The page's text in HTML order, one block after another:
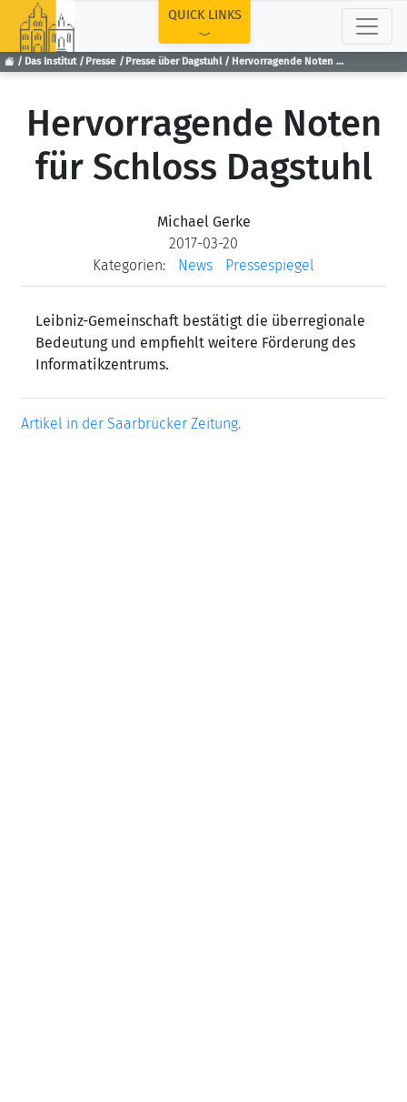
Das Institut Presse Presse über Dagstuhl Hervorragende Noten für Schloss Dagstuhl
QUICK LINKS
Hervorragende Noten
für Schloss Dagstuhl
Michael Gerke
2017-03-20
Kategorien:
News Pressespiegel
Leibniz-Gemeinschaft bestätigt die überregionale
Bedeutung und empfiehlt weitere Förderung des
Informatikzentrums.
Artikel in der Saarbrücker Zeitung.